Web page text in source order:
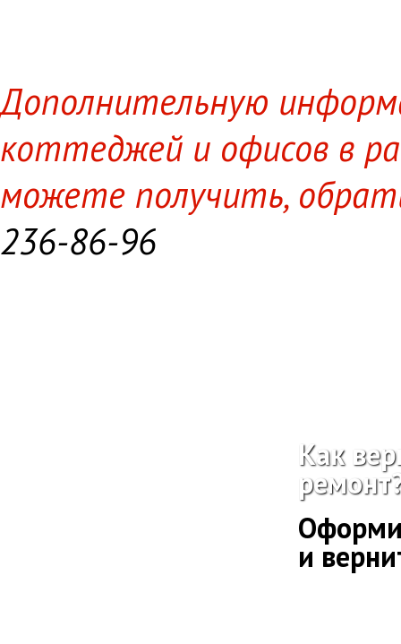
Дополнительную
коттеджей и офисов в
можете получить,
236-86-96
Как
и